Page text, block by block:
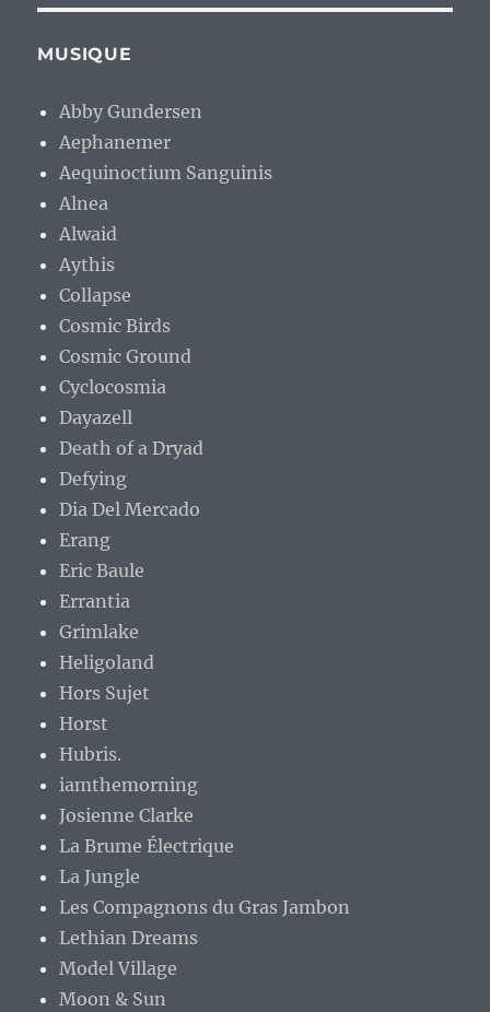
MUSIQUE
Abby Gundersen
Aephanemer
Aequinoctium Sanguinis
Alnea
Alwaid
Aythis
Collapse
Cosmic Birds
Cosmic Ground
Cyclocosmia
Dayazell
Death of a Dryad
Defying
Dia Del Mercado
Erang
Eric Baule
Errantia
Grimlake
Heligoland
Hors Sujet
Horst
Hubris.
iamthemorning
Josienne Clarke
La Brume Électrique
La Jungle
Les Compagnons du Gras Jambon
Lethian Dreams
Model Village
Moon & Sun